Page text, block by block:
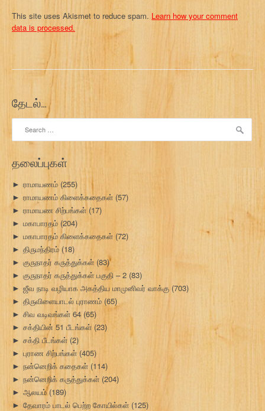
This site uses Akismet to reduce spam. Learn how your comment
data is processed.
தேடல்…
தலைப்புகள்
► ராமாயணம் (255)
► ராமாயணம் கிளைக்கதைகள் (57)
► ராமாயண சிற்பங்கள் (17)
► மகாபாரதம் (204)
► மகாபாரதம் கிளைக்கதைகள் (72)
► திருமந்திரம் (18)
► குருநாதர் கருத்துக்கள் (83)
► குருநாதர் கருத்துக்கள் பகுதி – 2 (83)
► ஜீவ நாடி வழியாக அகத்திய மாமுனிவர் வாக்கு (703)
► திருவிளையாடல் புராணம் (65)
► சிவ வடிவங்கள் 64(65)
► சக்தியின் 51 பீடங்கள் (23)
► சக்தி பீடங்கள் (2)
► புராண சிற்பங்கள் (405)
► நன்னெறிக் கதைகள் (114)
► நன்னெறிக் கருத்துக்கள் (204)
► ஆலயம்(189)
► தேவாரம் பாடல் பெற்ற கோயில்கள் (125)